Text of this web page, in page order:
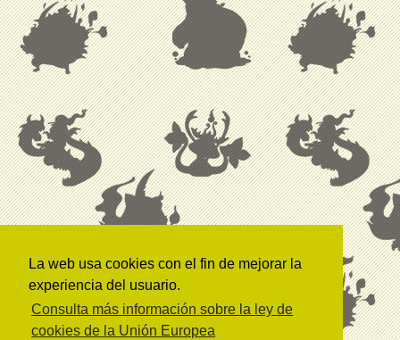
La web usa cookies con el fin de mejorar la
experiencia del usuario.
Consulta más información sobre la ley de
cookies de la Unión Europea